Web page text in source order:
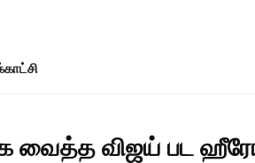
வைத்த விஜய் பட